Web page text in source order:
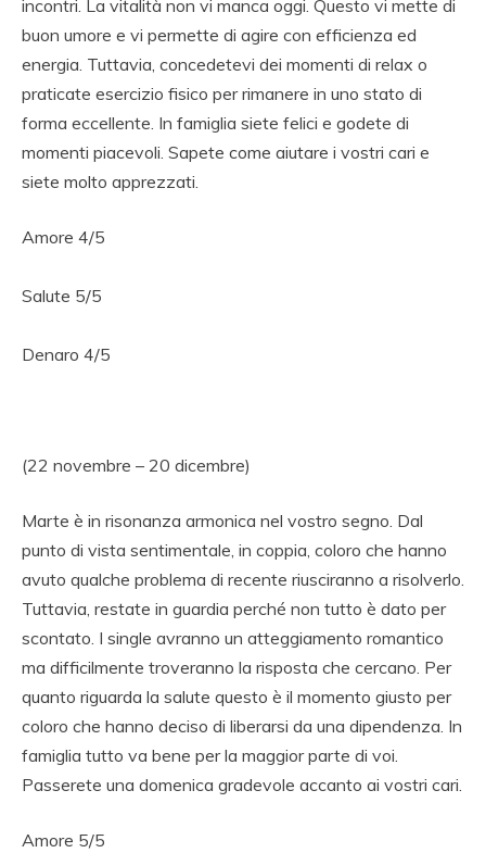
incontri. La vitalità non vi manca oggi. Questo vi mette di
buon umore e vi permette di agire con efficienza ed
energia. Tuttavia, concedetevi dei momenti di relax o
praticate esercizio fisico per rimanere in uno stato di
forma eccellente. In famiglia siete felici e godete di
momenti piacevoli. Sapete come aiutare i vostri cari e
siete molto apprezzati.
Amore 4/5
Salute 5/5
Denaro 4/5
(22 novembre – 20 dicembre)
Marte è in risonanza armonica nel vostro segno. Dal
punto di vista sentimentale, in coppia, coloro che hanno
avuto qualche problema di recente riusciranno a risolverlo.
Tuttavia, restate in guardia perché non tutto è dato per
scontato. I single avranno un atteggiamento romantico
ma difficilmente troveranno la risposta che cercano. Per
quanto riguarda la salute questo è il momento giusto per
coloro che hanno deciso di liberarsi da una dipendenza. In
famiglia tutto va bene per la maggior parte di voi.
Passerete una domenica gradevole accanto ai vostri cari.
Amore 5/5